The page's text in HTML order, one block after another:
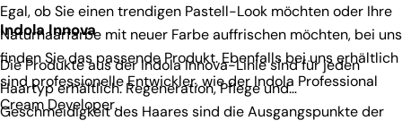
Egal, ob Sie einen trendigen Pastell-Look möchten oder Ihre
Naturhaarfarbe mit neuer Farbe auffrischen möchten, bei uns
finden Sie das passende Produkt. Ebenfalls bei uns erhältlich
sind professionelle Entwickler, wie der Indola Professional
Cream Developer.
Indola Innova
Die Produkte aus der Indola Innova-Linie sind für jeden
Haartyp erhältlich. Regeneration, Pflege und
Geschmeidigkeit des Haares sind die Ausgangspunkte der